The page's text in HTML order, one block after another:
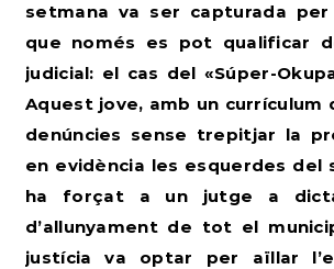
setmana va ser capturada per
que només es pot qualificar
judicial: el cas del «Súper-
Aquest jove, amb un currículum
denúncies sense trepitjar la
en evidència les esquerdes del
ha forçat a un jutge a
d’allunyament de tot el
justícia va optar per aïllar